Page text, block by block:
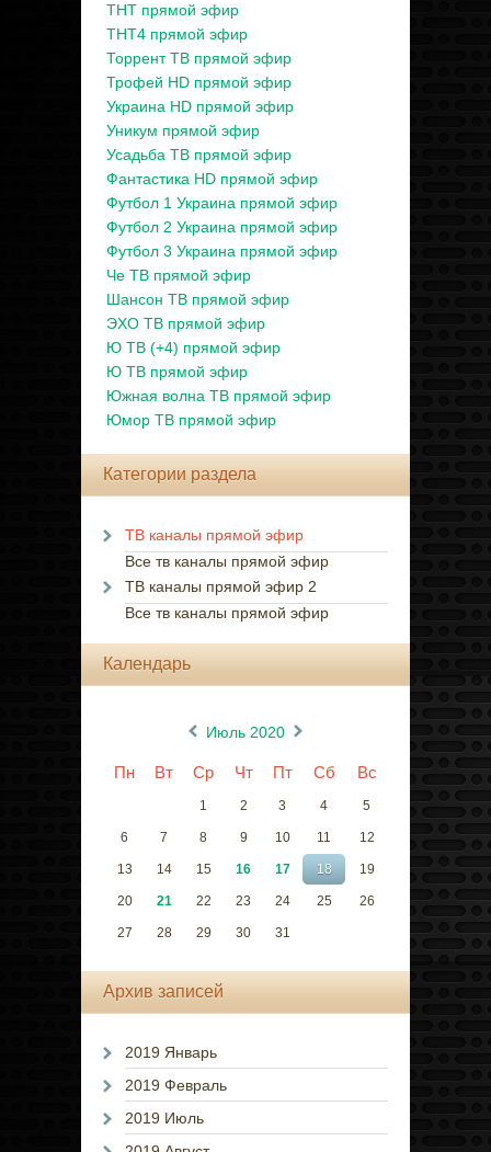
ТНТ прямой эфир
ТНТ4 прямой эфир
Торрент ТВ прямой эфир
Трофей HD прямой эфир
Украина HD прямой эфир
Уникум прямой эфир
Усадьба ТВ прямой эфир
Фантастика HD прямой эфир
Футбол 1 Украина прямой эфир
Футбол 2 Украина прямой эфир
Футбол 3 Украина прямой эфир
Че ТВ прямой эфир
Шансон ТВ прямой эфир
ЭХО ТВ прямой эфир
Ю ТВ (+4) прямой эфир
Ю ТВ прямой эфир
Южная волна ТВ прямой эфир
Юмор ТВ прямой эфир
Категории раздела
ТВ каналы прямой эфир
Все тв каналы прямой эфир
ТВ каналы прямой эфир 2
Все тв каналы прямой эфир
Календарь
Июль 2020
Пн Вт Ср Чт Пт Сб Вс
1 2 3 4 5
6 7 8 9 10 11 12
13 14 15 16 17 18 19
20 21 22 23 24 25 26
27 28 29 30 31
Архив записей
2019 Январь
2019 Февраль
2019 Июль